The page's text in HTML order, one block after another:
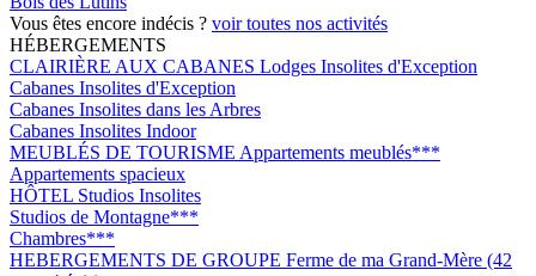
Vous êtes encore indécis ? voir toutes nos activités
HÉBERGEMENTS
CLAIRIÈRE AUX CABANES Lodges Insolites d'Exception
Cabanes Insolites d'Exception
Cabanes Insolites dans les Arbres
Cabanes Insolites Indoor
MEUBLÉS DE TOURISME Appartements meublés***
Appartements spacieux
HÔTEL Studios Insolites
Studios de Montagne***
Chambres***
HEBERGEMENTS DE GROUPE Ferme de ma Grand-Mère (42